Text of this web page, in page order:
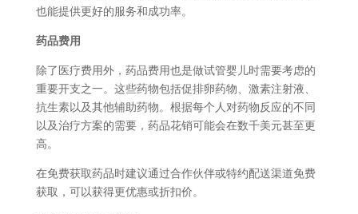
也能提供更好的服务和成功率。
药品费用
除了医疗费用外，药品费用也是做试管婴儿时需要考虑的
重要开支之一。这些药物包括促排卵药物、激素注射液、
抗生素以及其他辅助药物。根据每个人对药物反应的不同
以及治疗方案的需要，药品花销可能会在数千美元甚至更
高。
在免费获取药品时建议通过合作伙伴或特约配送渠道免费
获取，可以获得更优惠或折扣价。